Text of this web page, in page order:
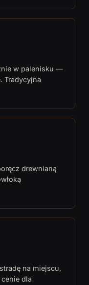
w palenisku —
Tradycyjna
drewnianą
na miejscu,
dla